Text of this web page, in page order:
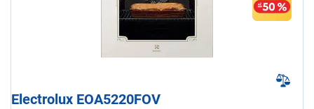
Electrolux EOA5220FOV